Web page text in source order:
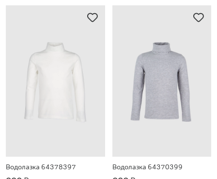
Водолазка 64378397 Водолазка 64370399